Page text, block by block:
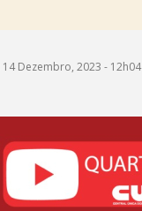
14 Dezembro, 2023 - 12h04